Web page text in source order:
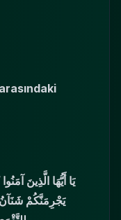
يَا أَيُّهَا الَّذِينَ
يَجْرِمَنَّكُمْ شَنَآنُ